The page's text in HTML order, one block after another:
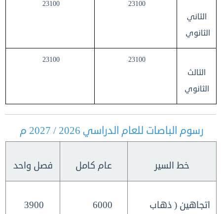
الثاني
الثانوي
23100
23100
الثالث
الثانوي
23100
23100
رسوم الباصات للعام الدراسي 2026 / 2027 م
خط السير عام كامل فصل واحد
اتجاهين ( ذهاب
6000
3900